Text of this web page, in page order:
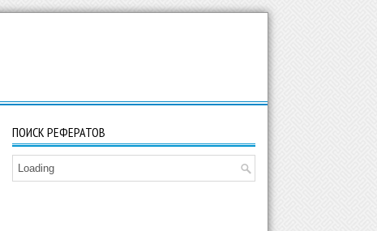
ПОИСК РЕФЕРАТОВ
Loading